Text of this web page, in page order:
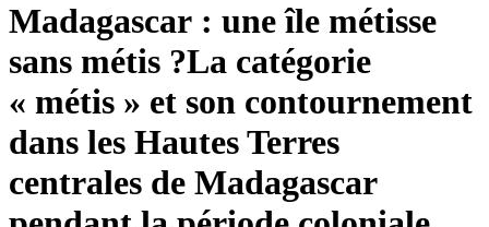
Madagascar : une île métisse
sans métis ?La catégorie
« métis » et son contournement
dans les Hautes Terres
centrales de Madagascar